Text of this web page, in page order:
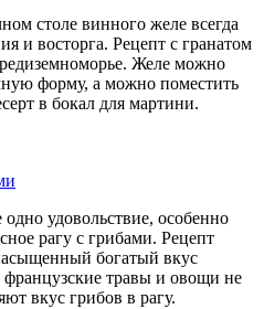
столе винного желе всегда
и восторга. Рецепт с гранатом
Желе можно
форму, а можно поместить
в бокал для мартини.
одно удовольствие, особенно
рагу с грибами. Рецепт
богатый вкус
травы и овощи не
вкус грибов в рагу.